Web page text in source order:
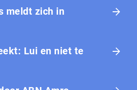
meldt zich in
Lui en niet te